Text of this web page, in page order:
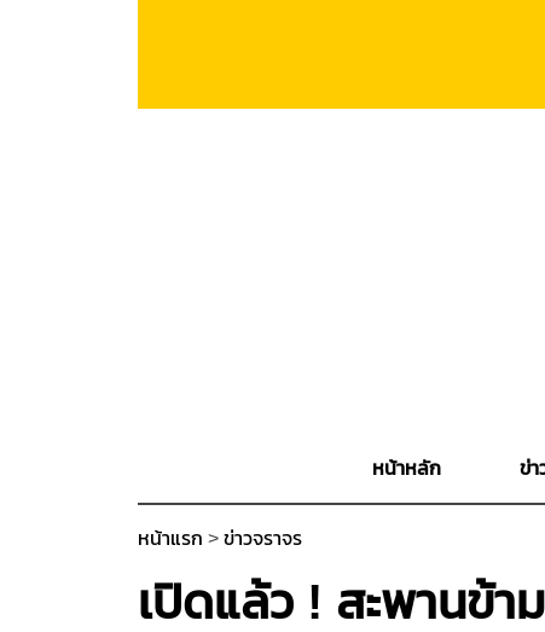
หน้าหลัก ข่า
หน้าแรก > ข่าวจราจร
เปิดแล้ว ! สะพานข้